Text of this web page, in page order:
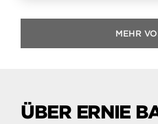
MEHR
ÜBER ERNIE